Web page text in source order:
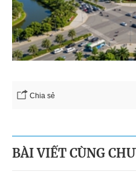
Chia sẻ
BÀI VIẾT CÙNG